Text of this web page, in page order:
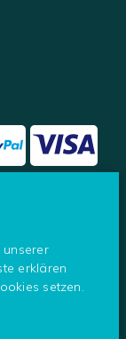
unserer
erklären
setzen.